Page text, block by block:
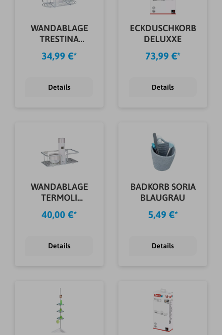
WANDABLAGE
TRESTINA
EDELSTAHL
34,99 €*
Details
ECKDUSCHKORB
DELUXXE
73,99 €*
Details
WANDABLAGE
TERMOLI
EDELSTAHL
40,00 €*
Details
BADKORB SORIA
BLAUGRAU
5,49 €*
Details